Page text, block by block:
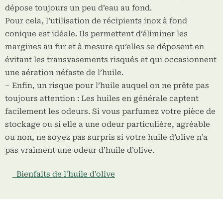
dépose toujours un peu d’eau au fond.
Pour cela, l’utilisation de récipients inox à fond
conique est idéale. Ils permettent d’éliminer les
margines au fur et à mesure qu’elles se déposent en
évitant les transvasements risqués et qui occasionnent
une aération néfaste de l’huile.
– Enfin, un risque pour l’huile auquel on ne prête pas
toujours attention : Les huiles en générale captent
facilement les odeurs. Si vous parfumez votre pièce de
stockage ou si elle a une odeur particulière, agréable
ou non, ne soyez pas surpris si votre huile d’olive n’a
pas vraiment une odeur d’huile d’olive.
Bienfaits de l'huile d'olive